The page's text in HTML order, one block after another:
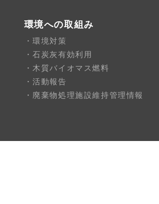
環境への取組み
環境対策
石炭灰有効利用
木質バイオマス燃料
活動報告
廃棄物処理施設維持管理情報